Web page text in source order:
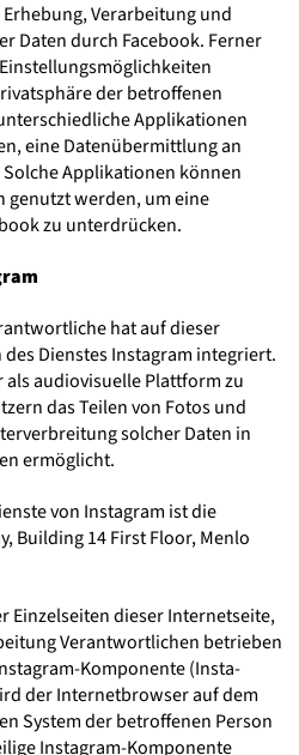
Verarbeitung und
Daten durch Facebook. Ferner
der betroffenen
Applikationen
eine Datenübermittlung an
Applikationen können
genutzt werden, um eine
zu unterdrücken.
hat auf dieser
Dienstes Instagram integriert.
als audiovisuelle Plattform zu
das Teilen von Fotos und
solcher Daten in
ermöglicht.
von Instagram ist die
Building 14 First Floor, Menlo
Einzelseiten dieser Internetseite,
Verantwortlichen betrieben
Komponente (Insta-
der Internetbrowser auf dem
System der betroffenen Person
Instagram-Komponente